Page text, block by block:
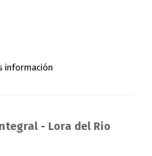
- Lora del Rio